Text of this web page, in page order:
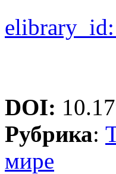
DOI:
Рубрика:
мире